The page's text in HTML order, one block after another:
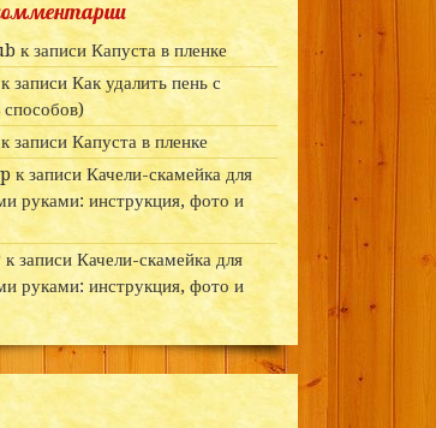
к записи Капуста в пленке
записиКак удалить пень с
способов)
записи Капуста в пленке
к записи Качели-скамейка для
руками: инструкция, фото и
к записи Качели-скамейка для
руками: инструкция, фото и